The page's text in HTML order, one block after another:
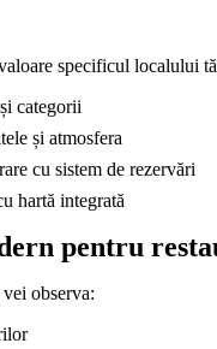
specificul localului
categorii
și atmosfera
cu sistem de rezervări
hartă integrată
pentru
observa: